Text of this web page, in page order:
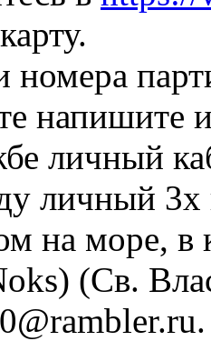
номера
напишите
личный
личный 3х
на море, в
(Св.